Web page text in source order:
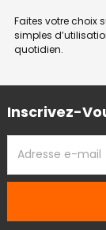
Faites votre choix
simples
quotidien.
Inscrivez-
EMAIL